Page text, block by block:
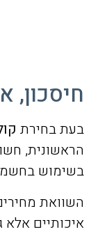
חיסכון,
בעת בחירת
הראשונית,
בשימוש
השוואת
איכותיים